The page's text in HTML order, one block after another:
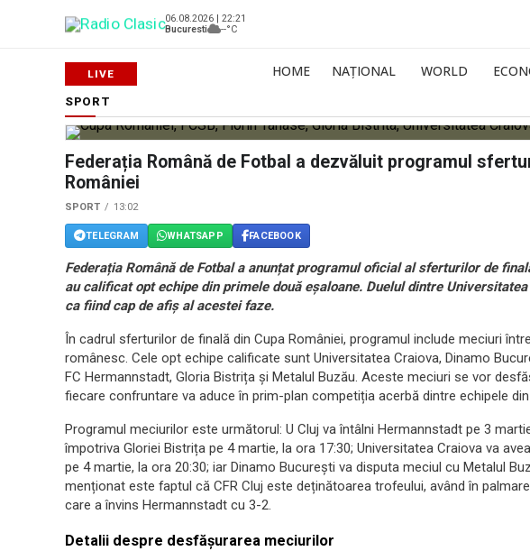
06.08.2026 | 22:21
Bucuresti
--°C
HOME NAȚIONAL WORLD
SPORT
Federația Română de Fotbal a dezvăluit programul
României
SPORT 13:02
TELEGRAM WHATSAPP FACEBOOK
Federația Română de Fotbal a anunțat programul oficial al sferturilor de
au calificat opt echipe din primele două eșaloane. Duelul dintre
ca fiind cap de afiș al acestei faze.
În cadrul sferturilor de finală din Cupa României, programul include meciuri
românesc. Cele opt echipe calificate sunt Universitatea Craiova, Dinamo
FC Hermannstadt, Gloria Bistrița și Metalul Buzău. Aceste meciuri se vor
fiecare confruntare va aduce în prim-plan competiția acerbă dintre echipele
Programul meciurilor este următorul: U Cluj va întâlni Hermannstadt pe 3
împotriva Gloriei Bistrița pe 4 martie, la ora 17:30; Universitatea Craiova va
pe 4 martie, la ora 20:30; iar Dinamo București va disputa meciul cu Metalul
menționat este faptul că CFR Cluj este deținătoarea trofeului, având în
care a învins Hermannstadt cu 3-2.
Detalii despre desfășurarea meciurilor